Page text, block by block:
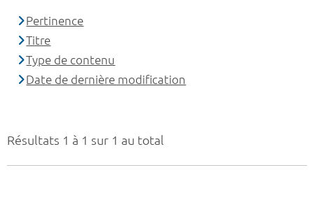
Résultats 1 à 1 sur 1 au total
Pertinence
Titre
Type de contenu
Date de dernière modification